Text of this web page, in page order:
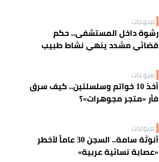
منوعات
رشوة داخل المستشفى.. حكم
قضائي مشدد ينهي نشاط طبيب
منوعات
أخذ 10 خواتم وسلسلتين.. كيف سرق
فأر «متجر مجوهرات»؟
منوعات
أنوثة سامة.. السجن 30 عاماً لأخطر
«عصابة نسائية عربية»